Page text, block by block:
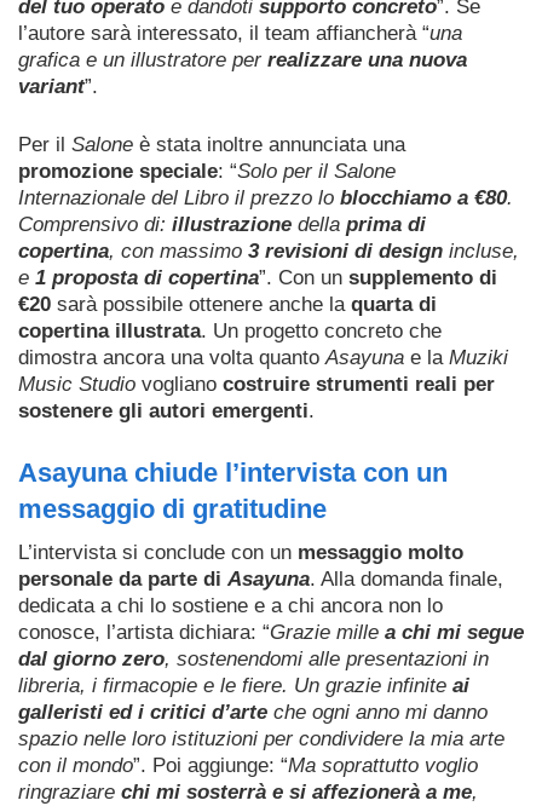
del tuo operato e dandoti supporto concreto”. Se
l’autore sarà interessato, il team affiancherà “una
grafica e un illustratore per realizzare una nuova
variant”.
Per il Salone è stata inoltre annunciata una
promozione speciale: “Solo per il Salone
Internazionale del Libro il prezzo lo blocchiamo a €80.
Comprensivo di: illustrazione della prima di
copertina, con massimo 3 revisioni di design incluse,
e 1 proposta di copertina”. Con un supplemento di
€20 sarà possibile ottenere anche la quarta di
copertina illustrata. Un progetto concreto che
dimostra ancora una volta quanto Asayuna e la Muziki
Music Studio vogliano costruire strumenti reali per
sostenere gli autori emergenti.
Asayuna chiude l’intervista con un
messaggio di gratitudine
L’intervista si conclude con un messaggio molto
personale da parte di Asayuna. Alla domanda finale,
dedicata a chi lo sostiene e a chi ancora non lo
conosce, l’artista dichiara: “Grazie mille a chi mi segue
dal giorno zero, sostenendomi alle presentazioni in
libreria, i firmacopie e le fiere. Un grazie infinite ai
galleristi ed i critici d’arte che ogni anno mi danno
spazio nelle loro istituzioni per condividere la mia arte
con il mondo”. Poi aggiunge: “Ma soprattutto voglio
ringraziare chi mi sosterrà e si affezionerà a me,